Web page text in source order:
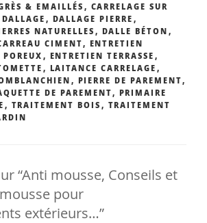
& EMAILLÉS , CARRELAGE SUR
DALLAGE , DALLAGE PIERRE ,
NATURELLES , DALLE BÉTON ,
CIMENT, ENTRETIEN
POREUX, ENTRETIEN TERRASSE ,
, LAITANCE CARRELAGE ,
, PIERRE DE PAREMENT,
DE PAREMENT, PRIMAIRE
, TRAITEMENT BOIS , TRAITEMENT
“Anti mousse, Conseils et
pour
extérieurs…”